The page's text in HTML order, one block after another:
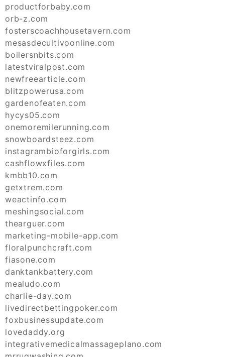
productforbaby.com
orb-z.com
fosterscoachhousetavern.com
mesasdecultivoonline.com
boilersnbits.com
latestviralpost.com
newfreearticle.com
blitzpowerusa.com
gardenofeaten.com
hycys05.com
onemoremilerunning.com
snowboardsteez.com
instagrambioforgirls.com
cashflowxfiles.com
kmbb10.com
getxtrem.com
weactinfo.com
meshingsocial.com
thearguer.com
marketing-mobile-app.com
floralpunchcraft.com
fiasone.com
danktankbattery.com
mealudo.com
charlie-day.com
livedirectbettingpoker.com
foxbusinessupdate.com
lovedaddy.org
integrativemedicalmassageplano.com